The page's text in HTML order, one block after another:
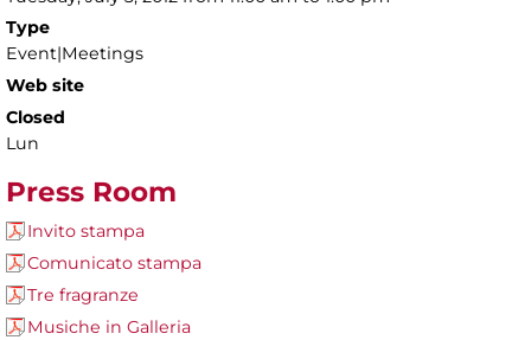
Type
Event|Meetings
Web site
Closed
Lun
Press Room
Invito stampa
Comunicato stampa
Tre fragranze
Musiche in Galleria